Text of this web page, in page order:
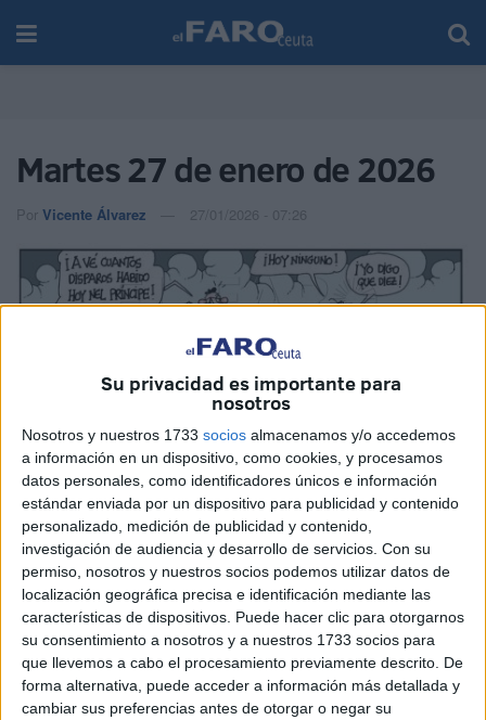
Su privacidad es importante para
nosotros
Nosotros y nuestros 1733 socios almacenamos y/o accedemos
a información en un dispositivo, como cookies, y procesamos
datos personales, como identificadores únicos e información
estándar enviada por un dispositivo para publicidad y contenido
personalizado, medición de publicidad y contenido,
investigación de audiencia y desarrollo de servicios. Con su
permiso, nosotros y nuestros socios podemos utilizar datos de
localización geográfica precisa e identificación mediante las
características de dispositivos. Puede hacer clic para otorgarnos
su consentimiento a nosotros y a nuestros 1733 socios para
que llevemos a cabo el procesamiento previamente descrito. De
forma alternativa, puede acceder a información más detallada y
cambiar sus preferencias antes de otorgar o negar su
Martes 27 de enero de 2026
Por Vicente Álvarez 27/01/2026 - 07:26
RelatedPosts
CCOO acusa a Servilimpce de actuar
como en su etapa privada por culpa del
"eje del mal"
HACE 34 MINUTOS
Ceuta nos necesita
HACE 1 HORA